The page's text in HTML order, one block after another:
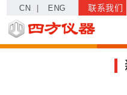
CN | ENG 联系我们